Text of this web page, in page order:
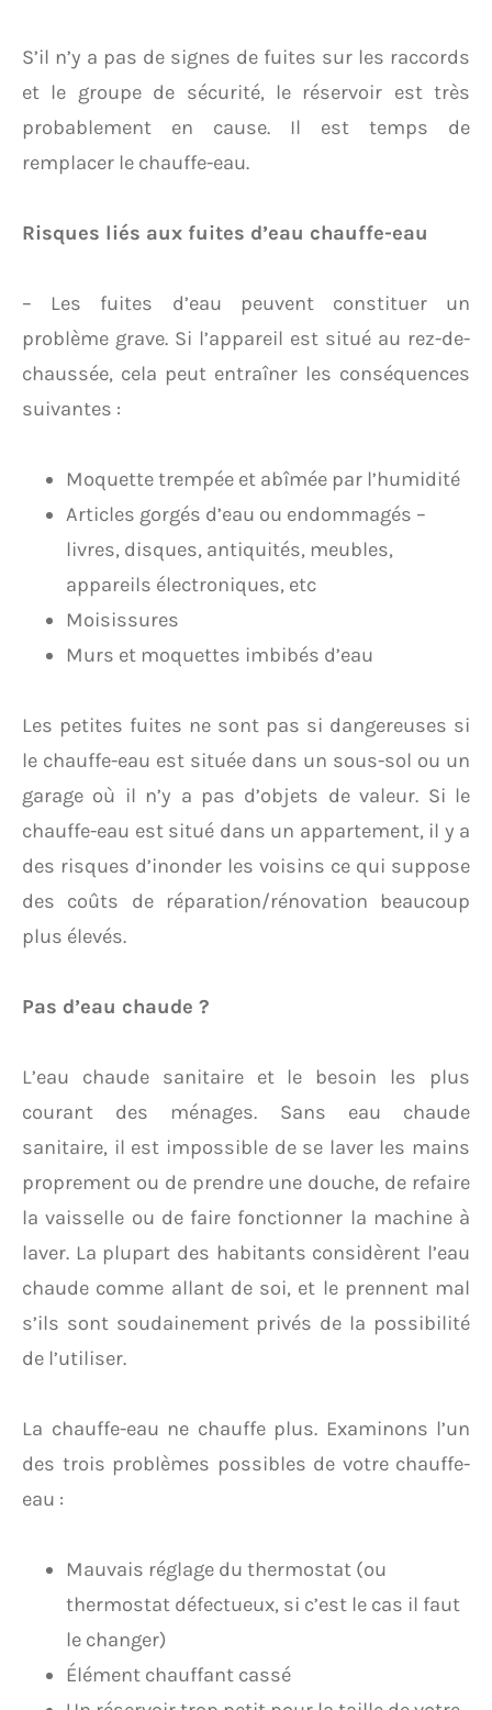
S’il n’y a pas de signes de fuites sur les raccords
et le groupe de sécurité, le réservoir est très
probablement en cause. Il est temps de
remplacer le chauffe-eau.
Risques liés aux fuites d’eau chauffe-eau
– Les fuites d’eau peuvent constituer un
problème grave. Si l’appareil est situé au rez-de-
chaussée, cela peut entraîner les conséquences
suivantes :
Moquette trempée et abîmée par l’humidité
Articles gorgés d’eau ou endommagés –
livres, disques, antiquités, meubles,
appareils électroniques, etc
Moisissures
Murs et moquettes imbibés d’eau
Les petites fuites ne sont pas si dangereuses si
le chauffe-eau est située dans un sous-sol ou un
garage où il n’y a pas d’objets de valeur. Si le
chauffe-eau est situé dans un appartement, il y a
des risques d’inonder les voisins ce qui suppose
des coûts de réparation/rénovation beaucoup
plus élevés.
Pas d’eau chaude ?
L’eau chaude sanitaire et le besoin les plus
courant des ménages. Sans eau chaude
sanitaire, il est impossible de se laver les mains
proprement ou de prendre une douche, de refaire
la vaisselle ou de faire fonctionner la machine à
laver. La plupart des habitants considèrent l’eau
chaude comme allant de soi, et le prennent mal
s’ils sont soudainement privés de la possibilité
de l’utiliser.
La chauffe-eau ne chauffe plus. Examinons l’un
des trois problèmes possibles de votre chauffe-
eau :
Mauvais réglage du thermostat (ou
thermostat défectueux, si c’est le cas il faut
le changer)
Élément chauffant cassé